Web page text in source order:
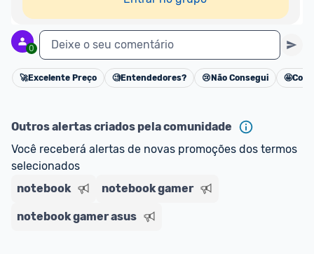
0 Deixe o seu comentário
Cancelar
🚀Excelente Preço 🧐Entendedores? 😢 Não Consegui 🤩
Outros alertas criados pela comunidade
Você receberá alertas de novas promoções dos termos
selecionados
notebook
notebook gamer
notebook gamer asus